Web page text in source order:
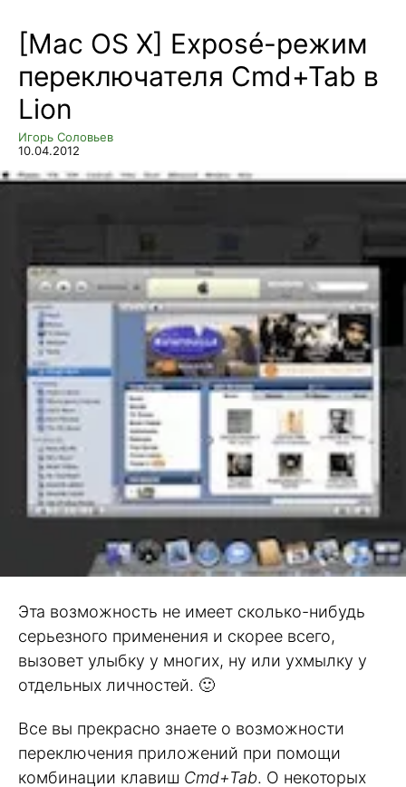
[Mac OS X] Exposé-режим
переключателя Cmd+Tab в
Lion
Игорь Соловьев
10.04.2012
Эта возможность не имеет сколько-нибудь
серьезного применения и скорее всего,
вызовет улыбку у многих, ну или ухмылку у
отдельных личностей. 🙂
Все вы прекрасно знаете о возможности
переключения приложений при помощи
комбинации клавиш Cmd+Tab. О некоторых